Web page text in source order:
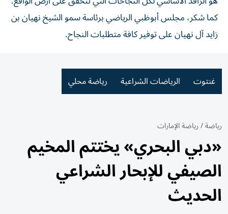
كما شكر، مجلس أبوظبي الرياضي برئاسة سمو الشيخ نهيان بن
زايد آل نهيان على توفير كافة متطلبات النجاح.
غنتوت الرياضات الشراعية رياضة محلي
رياضة/رياضة الإمارات
«دبي البحري» يختتم المخيم
الصيفي للإبحار الشراعي
الحديث